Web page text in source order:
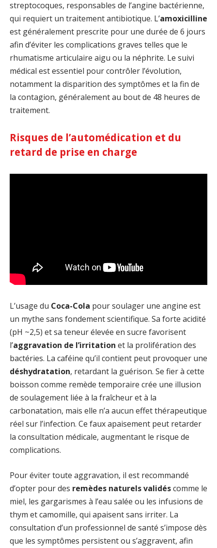
streptocoques, responsables de l’angine bactérienne,
qui requiert un traitement antibiotique. L’amoxicilline
est généralement prescrite pour une durée de 6 jours
afin d’éviter les complications graves telles que le
rhumatisme articulaire aigu ou la néphrite. Le suivi
médical est essentiel pour contrôler l’évolution,
notamment la disparition des symptômes et la fin de
la contagion, généralement au bout de 48 heures de
traitement.
Risques de l’automédication et du
retard de prise en charge
L’usage du Coca-Cola pour soulager une angine est
un mythe sans fondement scientifique. Sa forte acidité
(pH ~2,5) et sa teneur élevée en sucre favorisent
l’aggravation de l’irritation et la prolifération des
bactéries. La caféine qu’il contient peut provoquer une
déshydratation, retardant la guérison. Se fier à cette
boisson comme remède temporaire crée une illusion
de soulagement liée à la fraîcheur et à la
carbonatation, mais elle n’a aucun effet thérapeutique
réel sur l’infection. Ce faux apaisement peut retarder
la consultation médicale, augmentant le risque de
complications.
Pour éviter toute aggravation, il est recommandé
d’opter pour des remèdes naturels validéscomme le
miel, les gargarismes à l’eau salée ou les infusions de
thym et camomille, qui apaisent sans irriter. La
consultation d’un professionnel de santé s’impose dès
que les symptômes persistent ou s’aggravent, afin